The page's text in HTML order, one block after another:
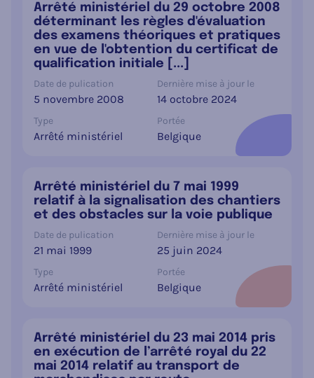
Arrêté ministériel du 29 octobre 2008
déterminant les règles d'évaluation
des examens théoriques et pratiques
en vue de l'obtention du certificat de
qualification initiale [...]
Date de pulication
5 novembre 2008
Dernière mise à jour le
14 octobre 2024
Type
Arrêté ministériel
Portée
Belgique
Arrêté ministériel du 7 mai 1999
relatif à la signalisation des chantiers
et des obstacles sur la voie publique
Date de pulication
21 mai 1999
Dernière mise à jour le
25 juin 2024
Type
Arrêté ministériel
Portée
Belgique
Arrêté ministériel du 23 mai 2014 pris
en exécution de l’arrêté royal du 22
mai 2014 relatif au transport de